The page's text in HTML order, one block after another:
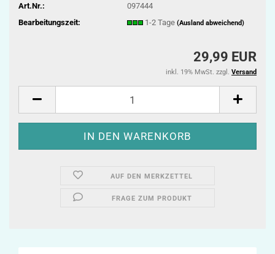
Art.Nr.:
097444
Bearbeitungszeit:
1-2 Tage (Ausland abweichend)
29,99 EUR
inkl. 19% MwSt. zzgl. Versand
AUF DEN MERKZETTEL
FRAGE ZUM PRODUKT